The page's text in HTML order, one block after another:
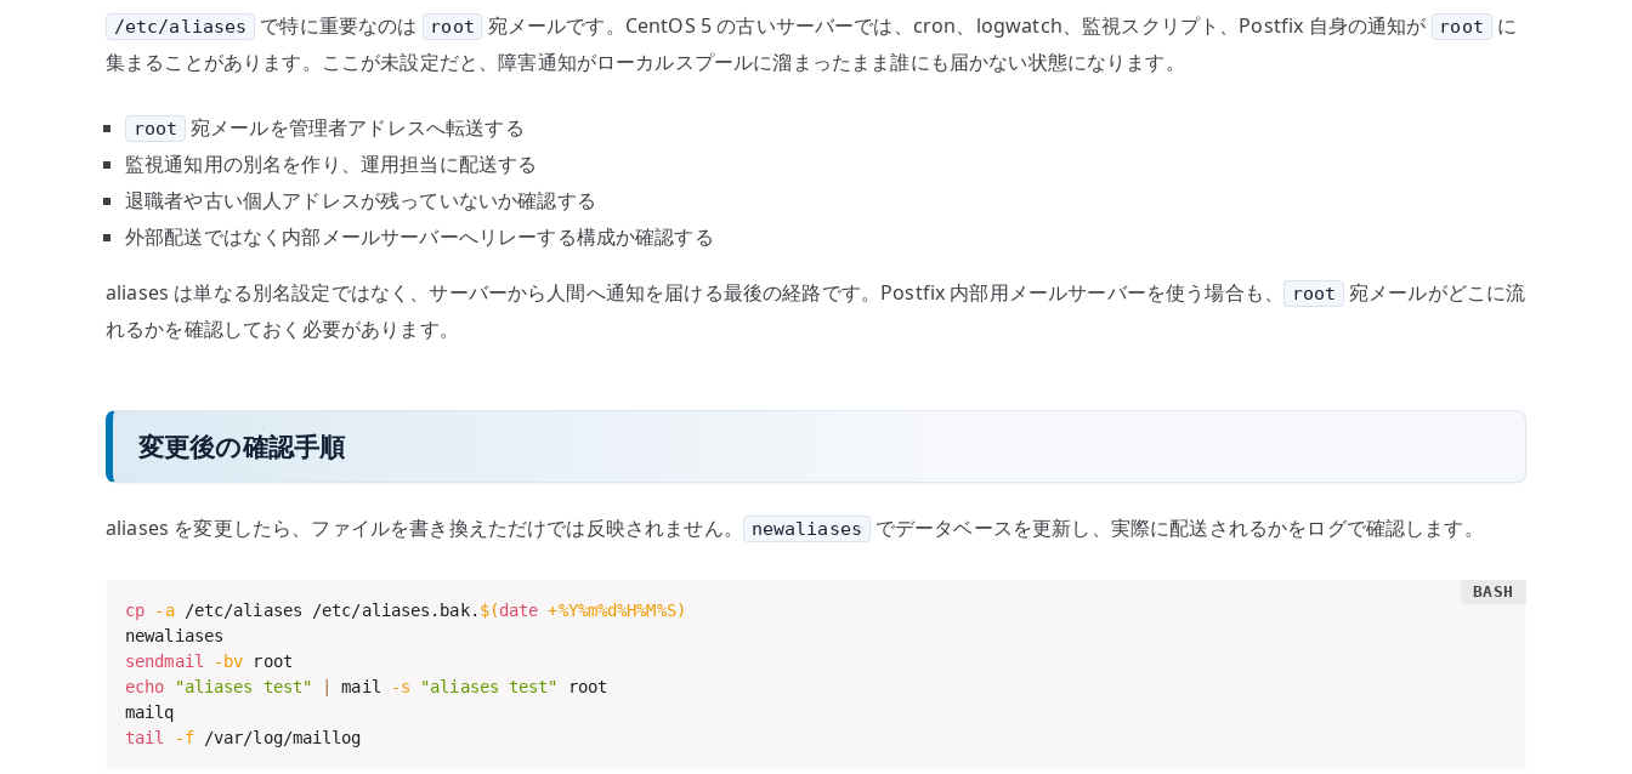
/etc/aliases で特に重要なのは root 宛メールです。CentOS 5 の古いサーバーでは、cron、logwatch、監視スクリプト、Postfix 自身の通知が root
に
集まることがあります。ここが未設定だと、障害通知がローカルスプールに溜まったまま誰にも届かない状態になります。
root
宛メールを管理者アドレスへ転送する
監視通知用の別名を作り、運用担当に配送する
退職者や古い個人アドレスが残っていないか確認する
外部配送ではなく内部メールサーバーへリレーする構成か確認する
aliases は単なる別名設定ではなく、サーバーから人間へ通知を届ける最後の経路です。Postfix 内部用メールサーバーを使う場合も、 root
宛メールがどこに流
れるかを確認しておく必要があります。
変更後の確認手順
aliases を変更したら、ファイルを書き換えただけでは反映されません。 newaliases でデータベースを更新し、実際に配送されるかをログで確認します。
cp -a /etc/aliases /etc/aliases.bak. $(date +%Y%m%d%H%M%S)
sendmail
-bv
echo
"aliases test" mail -s "aliases test" root
tail
-f /var/log/maillog